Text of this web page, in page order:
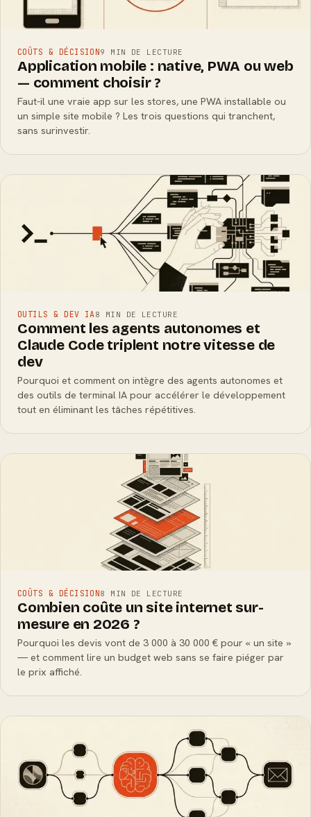
COÛTS & DÉCISION9 MIN DE LECTURE
Application mobile : native, PWA ou web
— comment choisir ?
Faut-il une vraie app sur les stores, une PWA installable ou
un simple site mobile ? Les trois questions qui tranchent,
sans surinvestir.
OUTILS & DEV IA8 MIN DE LECTURE
Comment les agents autonomes et
Claude Code triplent notre vitesse de
dev
Pourquoi et comment on intègre des agents autonomes et
des outils de terminal IA pour accélérer le développement
tout en éliminant les tâches répétitives.
COÛTS & DÉCISION8 MIN DE LECTURE
Combien coûte un site internet sur-
mesure en 2026 ?
Pourquoi les devis vont de 3 000 à 30 000 € pour « un site »
— et comment lire un budget web sans se faire piéger par
le prix affiché.